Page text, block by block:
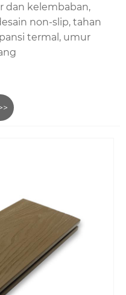
dan kelembaban,
non-slip, tahan
termal, umur